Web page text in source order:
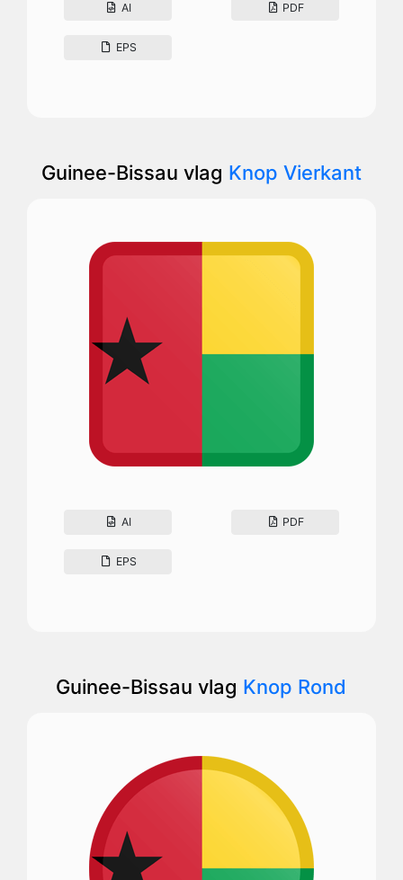
AI PDF
EPS
Guinee-Bissau vlag Knop Vierkant
AI PDF
EPS
Guinee-Bissau vlag Knop Rond